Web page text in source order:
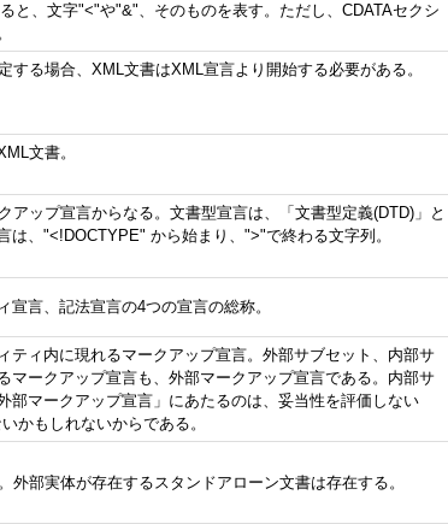
と、文字"<"や"&"、そのものを表す。ただし、CDATAセクシ
る場合、XML文書はXML宣言より開始する必要がある。
文書。
アップ宣言からなる。文書型宣言は、「文書型定義(DTD)」と
、"<!DOCTYPE" から始まり、">"で終わる文字列。
言、記法宣言の4つの宣言の総称。
ティ内に現れるマークアップ宣言。外部サブセット、内部サ
マークアップ宣言も、外部マークアップ宣言である。内部サ
部マークアップ宣言」にあたるのは、妥当性を評価しない
かもしれないからである。
部実体が存在するスタンドアローン文書は存在する。